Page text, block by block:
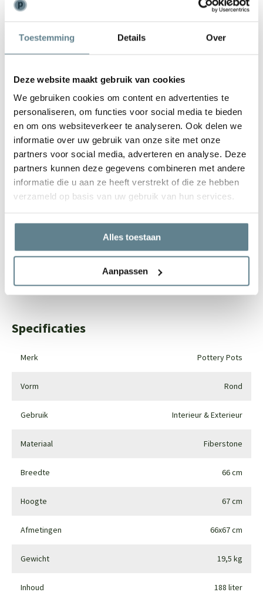
Toestemming Details Over
Deze website maakt gebruik van cookies
We gebruiken cookies om content en advertenties te
personaliseren, om functies voor social media te bieden
en om ons websiteverkeer te analyseren. Ook delen we
informatie over uw gebruik van onze site met onze
partners voor social media, adverteren en analyse. Deze
partners kunnen deze gegevens combineren met andere
informatie die u aan ze heeft verstrekt of die ze hebben
verzameld op basis van uw gebruik van hun services.
Alles toestaan
Aanpassen
Weinig onderhoud
De plantenbak is zeer gemakkelijk in onderhoud. Is de plantenbak
borstel of doek en met lauw water. Gebruik
geen
We staan voor je klaar
Wil je advies of heb je een vraag? Neem contact op met ons
team!
Bel0344-228104
Mailinfo@polyesterplantenbakken.nl
0344-228104
Specificaties
Merk Pottery Pots
Vorm Rond
Gebruik Interieur & Exterieur
Materiaal Fiberstone
Breedte 66 cm
Hoogte 67 cm
Afmetingen 66x67 cm
Gewicht 19,5 kg
Inhoud 188 liter